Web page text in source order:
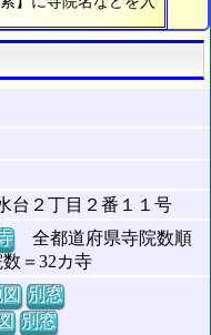
台２丁目２番１１号
全都道府県寺院数順
＝32カ寺
図 別窓
別窓